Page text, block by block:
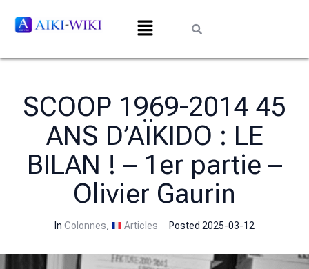
SCOOP 1969-2014 45
ANS D’AÏKIDO : LE
BILAN ! – 1er partie –
Olivier Gaurin
InColonnes, Articles Posted 2025-03-12